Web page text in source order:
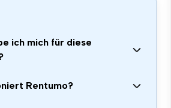
ich mich für diese
Rentumo?